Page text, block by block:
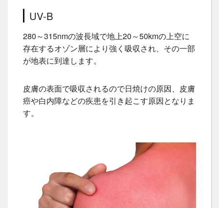
UV-B
280～315nmの波長域で地上20～50kmの上空に
存在するオゾン層により強く吸収され、その一部
が地表に到達します。
皮膚の表面で吸収されるので日焼けの原因、皮膚
癌や白内障などの疾患を引き起こす原因となりま
す。